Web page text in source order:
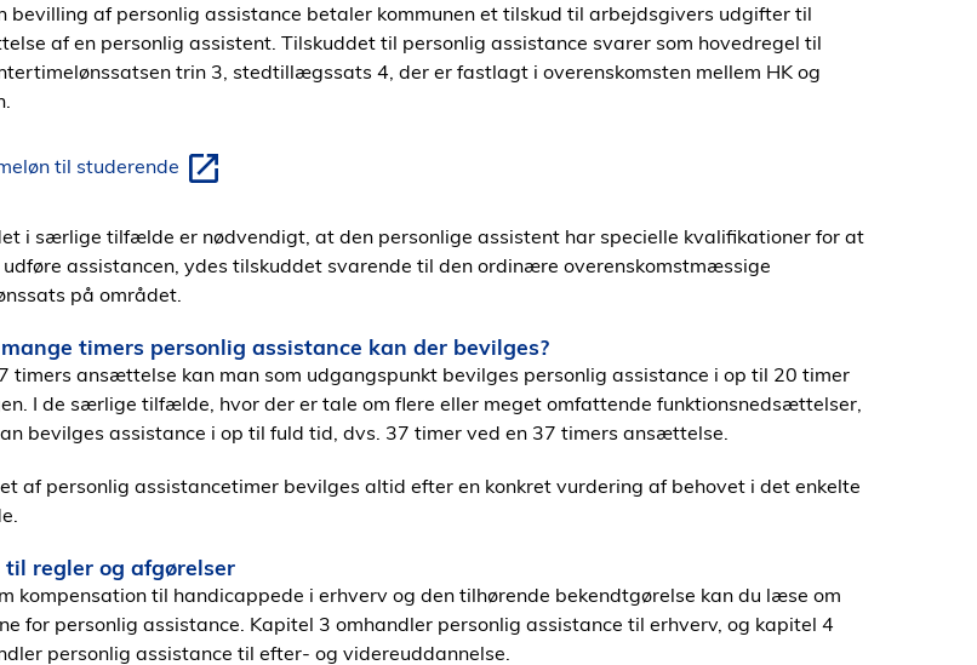
bevilling af personlig assistance betaler kommunen et tilskud til arbejdsgivers udgifter til
af en personlig assistent. Tilskuddet til personlig assistance svarer som hovedregel til
trin 3, stedtillægssats 4, der er fastlagt i overenskomsten mellem HK og
til studerende
i særlige tilfælde er nødvendigt, at den personlige assistent har specielle kvalifikationer for at
udføre assistancen, ydes tilskuddet svarende til den ordinære overenskomstmæssige
på området.
timers personlig assistance kan der bevilges?
timers ansættelse kan man som udgangspunkt bevilges personlig assistance i op til 20 timer
I de særlige tilfælde, hvor der er tale om flere eller meget omfattende funktionsnedsættelser,
bevilges assistance i op til fuld tid, dvs. 37 timer ved en 37 timers ansættelse.
af personlig assistancetimer bevilges altid efter en konkret vurdering af behovet i det enkelte
til regler og afgørelser
kompensation til handicappede i erhverv og den tilhørende bekendtgørelse kan du læse om
for personlig assistance. Kapitel 3 omhandler personlig assistance til erhverv, og kapitel 4
personlig assistance til efter- og videreuddannelse.